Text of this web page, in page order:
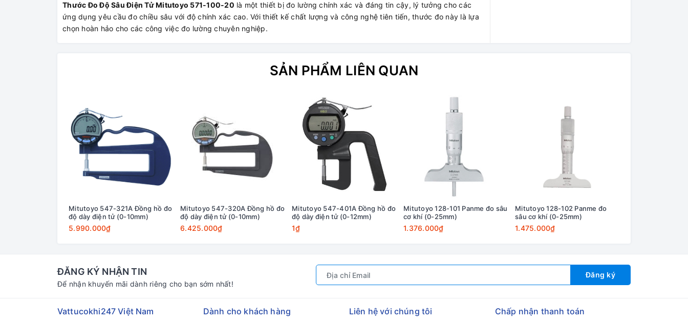
Thước Đo Độ Sâu Điện Tử Mitutoyo 571-100-20 là một thiết bị đo lường chính xác và đáng tin cậy, lý tưởng cho các
ứng dụng yêu cầu đo chiều sâu với độ chính xác cao. Với thiết kế chất lượng và công nghệ tiên tiến, thước đo này là lựa
chọn hoàn hảo cho các công việc đo lường chuyên nghiệp.
SẢN PHẨM LIÊN QUAN
Mitutoyo 547-321A Đồng hồ đo
độ dày điện tử (0-10mm)
5.990.000₫
Mitutoyo 547-320A Đồng hồ đo
độ dày điện tử (0-10mm)
6.425.000₫
Mitutoyo 547-401A Đồng hồ đo
độ dày điện tử (0-12mm)
1₫
Mitutoyo 128-101 Panme đo sâu
cơ khí (0-25mm)
1.376.000₫
Mitutoyo 128-102 Panme đo
sâu cơ khí (0-25mm)
1.475.000₫
ĐĂNG KÝ NHẬN TIN
Để nhận khuyến mãi dành riêng cho bạn sớm nhất!
Đăng ký
Vattucokhi247 Việt Nam Dành cho khách hàng Liên hệ với chúng tôi Chấp nhận thanh toán